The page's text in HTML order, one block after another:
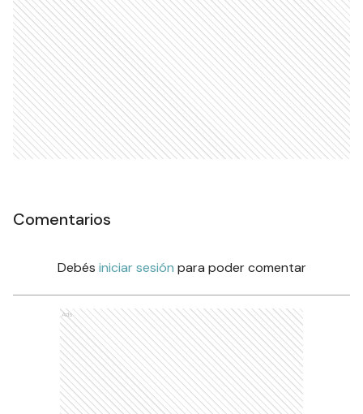
Comentarios
Debés iniciar sesión para poder comentar
Ads